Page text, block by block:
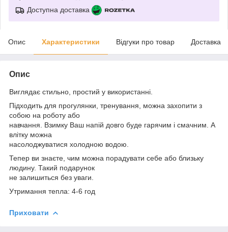
Доступна доставка
Опис Характеристики Відгуки про товар Доставка
Опис
Виглядає стильно, простий у використанні.
Підходить для прогулянки, тренування, можна захопити з
собою на роботу або
навчання. Взимку Ваш напій довго буде гарячим і смачним. А
влітку можна
насолоджуватися холодною водою.
Тепер ви знаєте, чим можна порадувати себе або близьку
людину. Такий подарунок
не залишиться без уваги.
Утримання тепла: 4-6 год
Приховати